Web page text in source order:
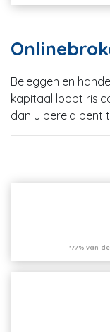
Beleggen en
kapitaal loopt
dan u bereid bent
*77% van